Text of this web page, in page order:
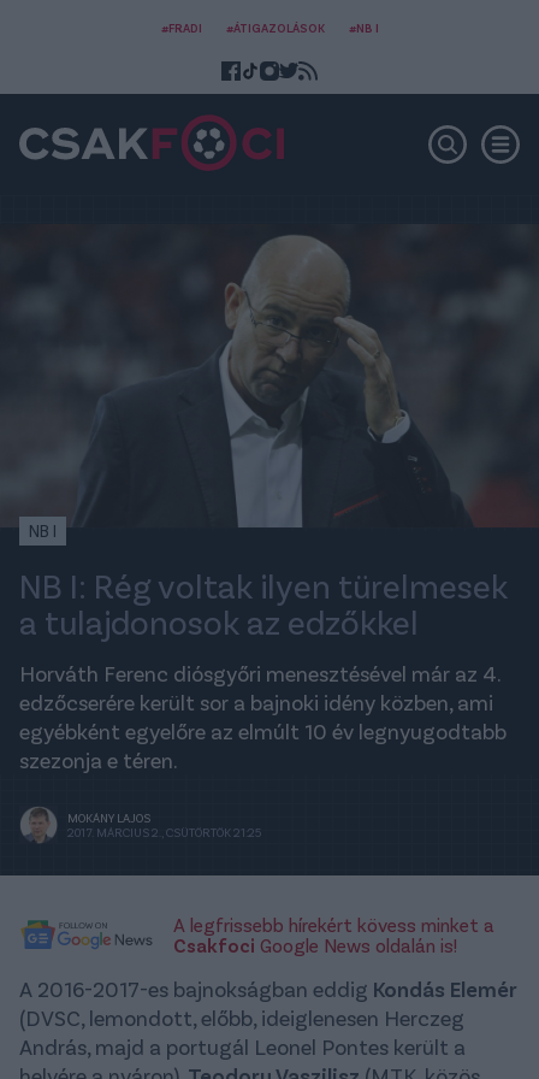
#FRADI #ÁTIGAZOLÁSOK #NB I
NB I
NB I: Rég voltak ilyen türelmesek
a tulajdonosok az edzőkkel
Horváth Ferenc diósgyőri menesztésével már az 4.
edzőcserére került sor a bajnoki idény közben, ami
egyébként egyelőre az elmúlt 10 év legnyugodtabb
szezonja e téren.
MOKÁNY LAJOS
2017. MÁRCIUS 2., CSÜTÖRTÖK 21:25
A legfrissebb hírekért kövess minket a
Csakfoci Google News oldalán is!
A 2016-2017-es bajnokságban eddig Kondás Elemér
(DVSC, lemondott, előbb, ideiglenesen Herczeg
András, majd a portugál Leonel Pontes került a